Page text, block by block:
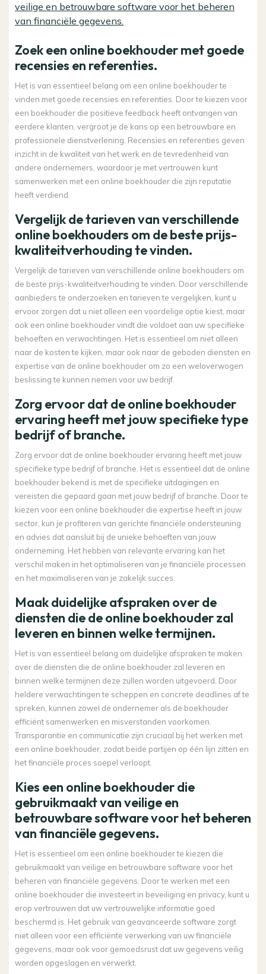
veilige en betrouwbare software voor het beheren
van financiële gegevens.
Zoek een online boekhouder met goede
recensies en referenties.
Het is van essentieel belang om een online boekhouder te
vinden met goede recensies en referenties. Door te kiezen voor
een boekhouder die positieve feedback heeft ontvangen van
eerdere klanten, vergroot je de kans op een betrouwbare en
professionele dienstverlening. Recensies en referenties geven
inzicht in de kwaliteit van het werk en de tevredenheid van
andere ondernemers, waardoor je met vertrouwen kunt
samenwerken met een online boekhouder die zijn reputatie
heeft verdiend.
Vergelijk de tarieven van verschillende
online boekhouders om de beste prijs-
kwaliteitverhouding te vinden.
Vergelijk de tarieven van verschillende online boekhouders om
de beste prijs-kwaliteitverhouding te vinden. Door verschillende
aanbieders te onderzoeken en tarieven te vergelijken, kunt u
ervoor zorgen dat u niet alleen een voordelige optie kiest, maar
ook een online boekhouder vindt die voldoet aan uw specifieke
behoeften en verwachtingen. Het is essentieel om niet alleen
naar de kosten te kijken, maar ook naar de geboden diensten en
expertise van de online boekhouder om zo een weloverwogen
beslissing te kunnen nemen voor uw bedrijf.
Zorg ervoor dat de online boekhouder
ervaring heeft met jouw specifieke type
bedrijf of branche.
Zorg ervoor dat de online boekhouder ervaring heeft met jouw
specifieke type bedrijf of branche. Het is essentieel dat de online
boekhouder bekend is met de specifieke uitdagingen en
vereisten die gepaard gaan met jouw bedrijf of branche. Door te
kiezen voor een online boekhouder die expertise heeft in jouw
sector, kun je profiteren van gerichte financiële ondersteuning
en advies dat aansluit bij de unieke behoeften van jouw
onderneming. Het hebben van relevante ervaring kan het
verschil maken in het optimaliseren van je financiële processen
en het maximaliseren van je zakelijk succes.
Maak duidelijke afspraken over de
diensten die de online boekhouder zal
leveren en binnen welke termijnen.
Het is van essentieel belang om duidelijke afspraken te maken
over de diensten die de online boekhouder zal leveren en
binnen welke termijnen deze zullen worden uitgevoerd. Door
heldere verwachtingen te scheppen en concrete deadlines af te
spreken, kunnen zowel de ondernemer als de boekhouder
efficiënt samenwerken en misverstanden voorkomen.
Transparantie en communicatie zijn cruciaal bij het werken met
een online boekhouder, zodat beide partijen op één lijn zitten en
het financiële proces soepel verloopt.
Kies een online boekhouder die
gebruikmaakt van veilige en
betrouwbare software voor het beheren
van financiële gegevens.
Het is essentieel om een online boekhouder te kiezen die
gebruikmaakt van veilige en betrouwbare software voor het
beheren van financiële gegevens. Door te werken met een
online boekhouder die investeert in beveiliging en privacy, kunt u
erop vertrouwen dat uw vertrouwelijke informatie goed
beschermd is. Het gebruik van geavanceerde software zorgt
niet alleen voor een efficiënte verwerking van uw financiële
gegevens, maar ook voor gemoedsrust dat uw gegevens veilig
worden opgeslagen en verwerkt.